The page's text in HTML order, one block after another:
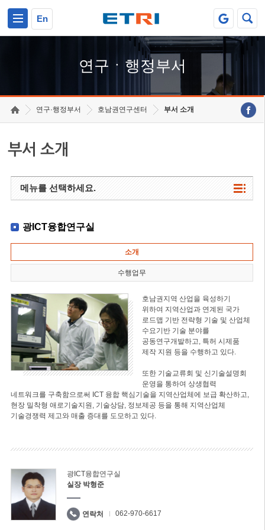
En
연구ㆍ행정부서
연구·행정부서 호남권연구센터 부서 소개
부서 소개
메뉴를 선택하세요.
광ICT융합연구실
소개
수행업무
호남권지역 산업을 육성하기
위하여 지역산업과 연계된 국가
로드맵 기반 전략형 기술 및 산업체
수요기반 기술 분야를
공동연구개발하고, 특허 시제품
제작 지원 등을 수행하고 있다.
또한 기술교류회 및 신기술설명회
운영을 통하여 상생협력
네트워크를 구축함으로써 ICT 융합 핵심기술을 지역산업체에 보급 확산하고,
현장 밀착형 애로기술지원, 기술상담, 정보제공 등을 통해 지역산업체
기술경쟁력 제고와 매출 증대를 도모하고 있다.
광ICT융합연구실
실장 박형준
연락처 062-970-6617